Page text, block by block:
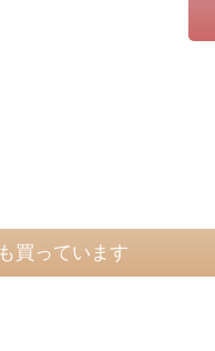
買っています